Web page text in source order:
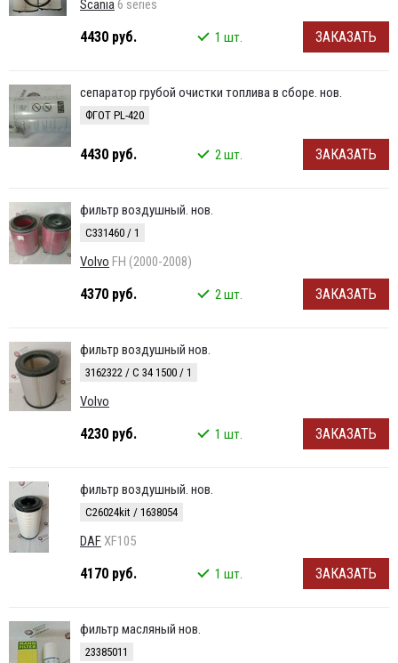
Scania6 series
4430 руб. 1 шт. ЗАКАЗАТЬ
сепаратор грубой очистки топлива в сборе. нов.
ФГОТ PL-420
4430 руб. 2 шт. ЗАКАЗАТЬ
фильтр воздушный. нов.
C331460 / 1
Volvo FH (2000-2008)
4370 руб. 2 шт. ЗАКАЗАТЬ
фильтр воздушный нов.
3162322 / C 34 1500 / 1
Volvo
4230 руб. 1 шт. ЗАКАЗАТЬ
фильтр воздушный. нов.
C26024kit / 1638054
DAFXF105
4170 руб. 1 шт. ЗАКАЗАТЬ
фильтр масляный нов.
23385011